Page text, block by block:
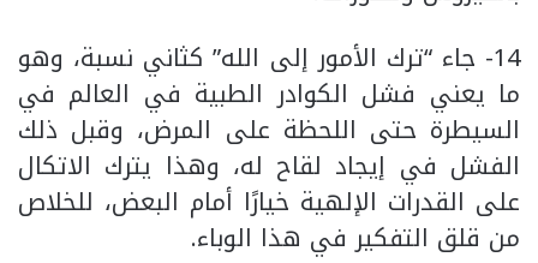
14- جاء “ترك الأمور إلى الله” كثاني نسبة، وهو
ما يعني فشل الكوادر الطبية في العالم في
السيطرة حتى اللحظة على المرض، وقبل ذلك
الفشل في إيجاد لقاح له، وهذا يترك الاتكال
على القدرات الإلهية خيارًا أمام البعض، للخلاص
من قلق التفكير في هذا الوباء.